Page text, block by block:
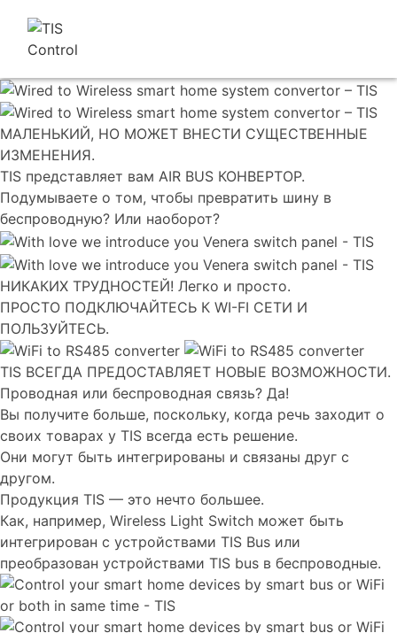
МАЛЕНЬКИЙ, НО МОЖЕТ ВНЕСТИ СУЩЕСТВЕННЫЕ
ИЗМЕНЕНИЯ.
TIS представляет вам AIR BUS КОНВЕРТОР.
Подумываете о том, чтобы превратить шину в
беспроводную? Или наоборот?
НИКАКИХ ТРУДНОСТЕЙ! Легко и просто.
ПРОСТО ПОДКЛЮЧАЙТЕСЬ К WI-FI СЕТИ И
ПОЛЬЗУЙТЕСЬ.
TIS ВСЕГДА ПРЕДОСТАВЛЯЕТ НОВЫЕ ВОЗМОЖНОСТИ.
Проводная или беспроводная связь? Да!
Вы получите больше, поскольку, когда речь заходит о
своих товарах у TIS всегда есть решение.
Они могут быть интегрированы и связаны друг с
другом.
Продукция TIS — это нечто большее.
Как, например, Wireless Light Switch может быть
интегрирован с устройствами TIS Bus или
преобразован устройствами TIS bus в беспроводные.